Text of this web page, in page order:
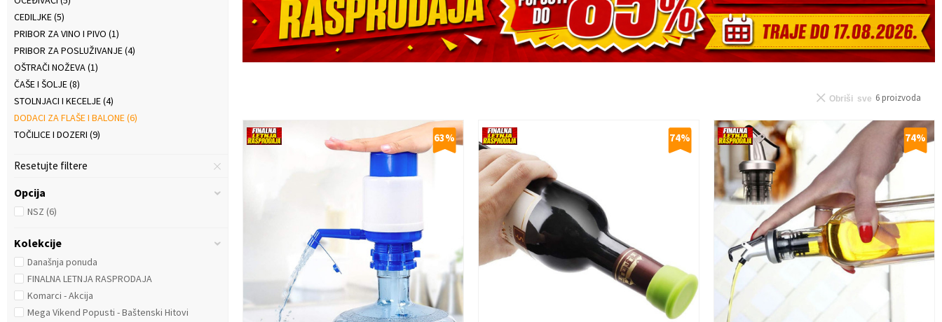
CEDILJKE(5)
PRIBOR ZA VINO I PIVO (1)
PRIBOR ZA POSLUŽIVANJE(4)
OŠTRAČI NOŽEVA(1)
ČAŠE I ŠOLJE(8)
STOLNJACI I KECELJE(4)
DODACI ZA FLAŠE I BALONE(6)
TOČILICE I DOZERI (9)
Resetujte filtere
Opcija
NSZ (6)
Kolekcije
Današnja ponuda
FINALNA LETNJA RASPRODAJA
Komarci - Akcija
Mega Vikend Popusti - Baštenski Hitovi
6 proizvoda
Obriši sve
63% 74% 74%